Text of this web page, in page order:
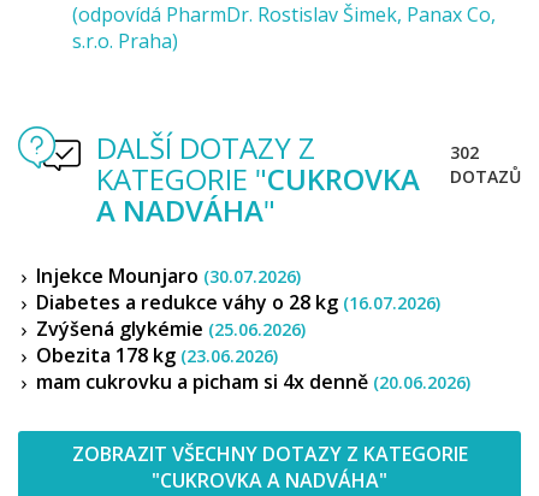
(odpovídá PharmDr. Rostislav Šimek, Panax Co,
s.r.o. Praha)
DALŠÍ DOTAZY Z
KATEGORIE "CUKROVKA
A NADVÁHA"
302
DOTAZŮ
Injekce Mounjaro (30.07.2026)
Diabetes a redukce váhy o 28 kg (16.07.2026)
Zvýšená glykémie (25.06.2026)
Obezita 178 kg (23.06.2026)
mam cukrovku a picham si 4x denně (20.06.2026)
ZOBRAZIT VŠECHNY DOTAZY Z KATEGORIE
"CUKROVKA A NADVÁHA"